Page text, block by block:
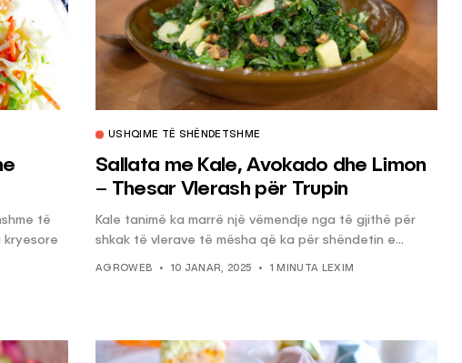
të
kryesore
USHQIME TË SHËNDETSHME
Sallata me Kale, Avokado dhe Limon
– Thesar Vlerash për Trupin
Kale tanimë ka marrë një vëmendje nga të gjithë për
shkak të vlerave të mësha që ka për shëndetin e...
AGROWEB 10 JANAR, 2025 1 MINUTA LEXIM
të Përdorni
për Ruajtjen
QERSHOR, 2025
Rreziqet dhe Problemet që
Vijnë Nga Akulloret e
Vjetëruara
AGROWEB 10 QERSHOR, 2025